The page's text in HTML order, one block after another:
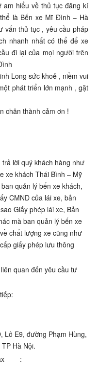
am hiểu về thủ tục đăng kí
là Bến xe Mĩ Đình – Hà
vấn thủ tục , yêu cầu pháp
nhanh nhất có thể để xe
đi lại của mọi người trên
Long sức khoẻ , niềm vui
phát triển lớn mạnh , gặt
chân thành cảm ơn !
lời quý khách hàng như
xe khách Thái Bình – Mỹ
quản lý bến xe khách,
CMND của lái xe, bản
Giấy phép lái xe, Bản
mà ban quản lý bến xe
chất lượng xe cũng như
giấy phép lưu thông
quan đến yêu cầu tư
E9, đường Phạm Hùng,
Hà Nội.
: